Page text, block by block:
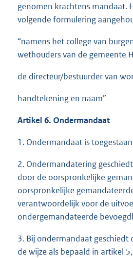
genomen krachtens mandaat.
volgende formulering
“namens het college van
wethouders van de gemeente
de directeur/bestuurder van
handtekening en naam”
Artikel 6. Ondermandaat
1. Ondermandaat is
2. Ondermandatering
door de oorspronkelijke
oorspronkelijke
verantwoordelijk voor de
ondergemandateerde
3. Bij ondermandaat
de wijze als bepaald in artikel